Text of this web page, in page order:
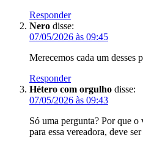
Responder
Nero disse:
07/05/2026 às 09:45
Merecemos cada um desses
Responder
Hétero com orgulho disse:
07/05/2026 às 09:43
Só uma pergunta? Por que o
para essa vereadora, deve